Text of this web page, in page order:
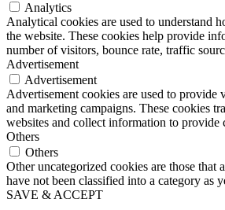
Analytics
Analytical cookies are used to understand
the website. These cookies help provide
number of visitors, bounce rate, traffic
Advertisement
Advertisement
Advertisement cookies are used to provide
and marketing campaigns. These cookies
websites and collect information to provide
Others
Others
Other uncategorized cookies are those that
have not been classified into a category as
SAVE & ACCEPT